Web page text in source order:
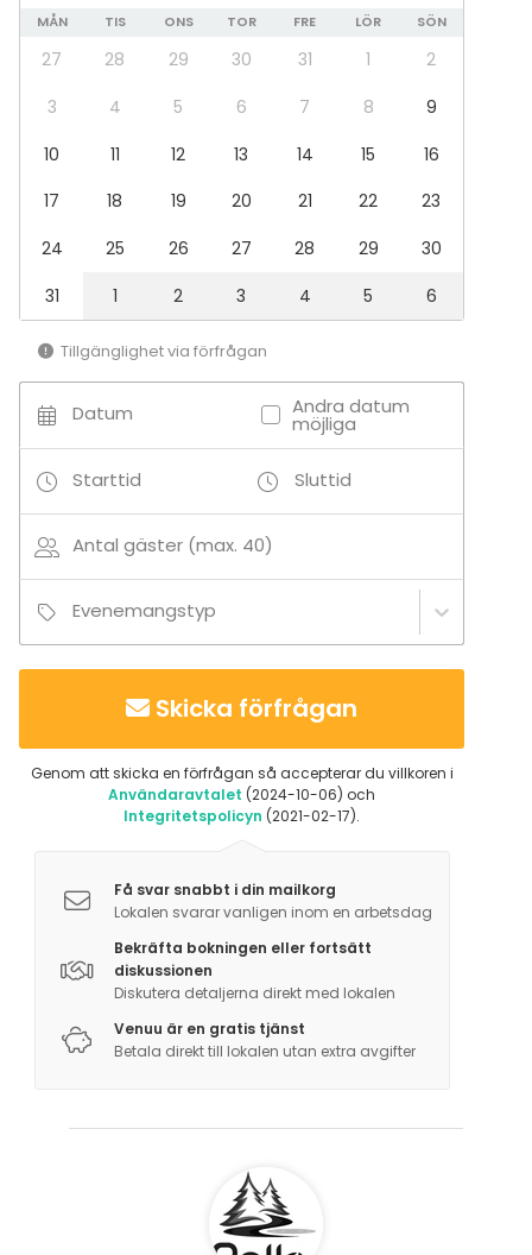
Utomhusaktiviteter
Simning
- Langaton verkko
Muita palveluita:
- Tulipaikka
- Istumapaikat ruokailua ja illanviettoa varten
MÅN TIS ONS TOR FRE LÖR SÖN
27 28 29 30 31 1
2
3
4 5 6 7 8
9
10
11 12 13 14 15
16
17
18 19 20 21 22
23
24
25 26 27 28 29
30
31
1 2 3 4 5 6
Tillgänglighet via förfrågan
Datum Andra datum
möjliga
Starttid Sluttid
Antal gäster (max. 40)
Evenemangstyp
Skicka förfrågan
Genom att skicka en förfrågan så accepterar du villkoren i
Användaravtalet (2024-10-06) och
Integritetspolicyn (2021-02-17).
Få svar snabbt i din mailkorg
Lokalen svarar vanligen inom en arbetsdag
Bekräfta bokningen eller fortsätt
diskussionen
Diskutera detaljerna direkt med lokalen
Venuu är en gratis tjänst
Betala direkt till lokalen utan extra avgifter